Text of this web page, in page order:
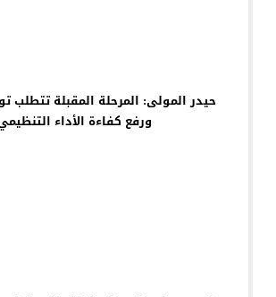
حيدر المولى: المرحلة المقبلة تتطلب
ورفع كفاءة الأداء